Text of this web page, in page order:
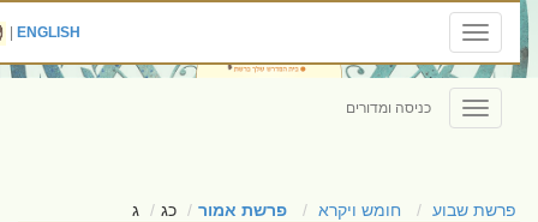
Toggle
navigation
ENGLISH
|
Toggle
navigation
כניסה ומדורים
פרשת שבוע חומש ויקרא פרשת אמור כג ג